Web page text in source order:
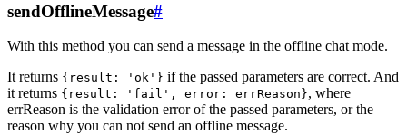
sendOfflineMessage#
With this method you can send a message in the offline chat mode.
It returns {result: 'ok'} if the passed parameters are correct. And
it returns {result: 'fail', error: errReason}, where
errReason is the validation error of the passed parameters, or the
reason why you can not send an offline message.